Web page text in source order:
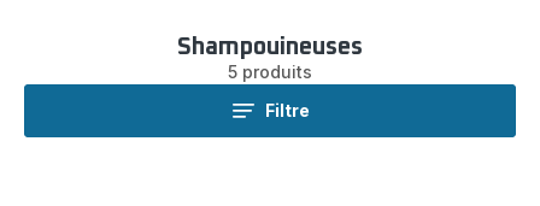
Shampouineuses
5 produits
Filtre